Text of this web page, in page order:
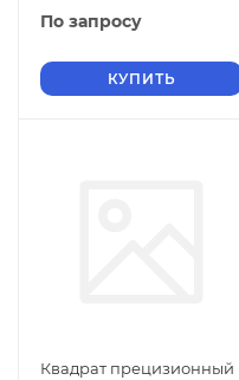
По запросу
КУПИТЬ
Квадрат прецизионный